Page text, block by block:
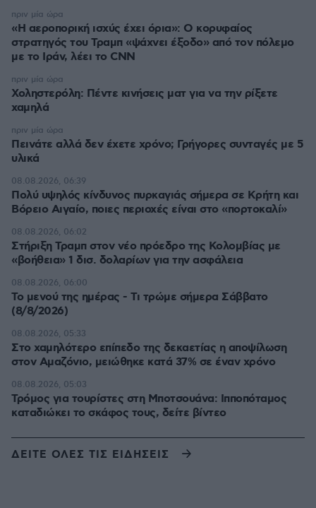
«Η αεροπορική ισχύς έχει όρια»: Ο κορυφαίος
στρατηγός του Τραμπ «ψάχνει έξοδο» από τον πόλεμο
με το Ιράν, λέει το CNN
πριν μία ώρα
Χοληστερόλη: Πέντε κινήσεις ματ για να την ρίξετε
χαμηλά
πριν μία ώρα
Πεινάτε αλλά δεν έχετε χρόνο; Γρήγορες συνταγές με 5
υλικά
πριν μία ώρα
Πολύ υψηλός κίνδυνος πυρκαγιάς σήμερα σε Κρήτη και
Βόρειο Αιγαίο, ποιες περιοχές είναι στο «πορτοκαλί»
08.08.2026, 06:39
Στήριξη Τραμπ στον νέο πρόεδρο της Κολομβίας με
«βοήθεια» 1 δισ. δολαρίων για την ασφάλεια
08.08.2026, 06:02
Το μενού της ημέρας - Τι τρώμε σήμερα Σάββατο
(8/8/2026)
08.08.2026, 06:00
Στο χαμηλότερο επίπεδο της δεκαετίας η αποψίλωση
στον Αμαζόνιο, μειώθηκε κατά 37% σε έναν χρόνο
08.08.2026, 05:33
Τρόμος για τουρίστες στη Μποτσουάνα: Ιπποπόταμος
καταδιώκει το σκάφος τους, δείτε βίντεο
08.08.2026, 05:03
ΔΕΙΤΕ ΟΛΕΣ ΤΙΣ ΕΙΔΗΣΕΙΣ